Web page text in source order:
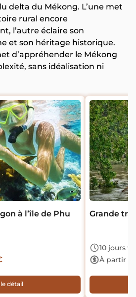
delta du Mékong. L’une met
rural encore
l’autre éclaire son
et son héritage historique.
d’appréhender le Mékong
sans idéalisation ni
à l’île de Phu
détail
Grande
10 jours 9
À partir